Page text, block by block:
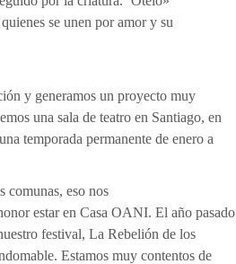
se unen por amor y su
y generamos un proyecto muy
una sala de teatro en Santiago, en
temporada permanente de enero a
comunas, eso nos
estar en Casa OANI. El año pasado
festival, La Rebelión de los
Estamos muy contentos de